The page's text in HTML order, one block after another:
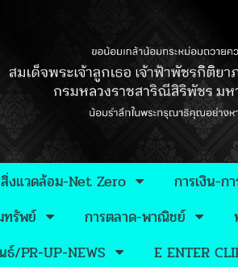
สิ่งแวดล้อม-Net Zero การเงิน-ก
ทรัพย์ การตลาด-พาณิชย์
ธ์/PR-UP-NEWS E ENTER